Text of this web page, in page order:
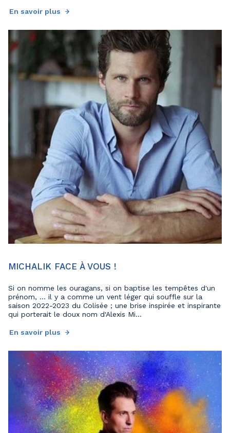
En savoir plus
MICHALIK FACE À VOUS !
Si on nomme les ouragans, si on baptise les tempêtes d'un
prénom, ... il y a comme un vent léger qui souffle sur la
saison 2022-2023 du Colisée ; une brise inspirée et inspirante
qui porterait le doux nom d'Alexis Mi...
En savoir plus